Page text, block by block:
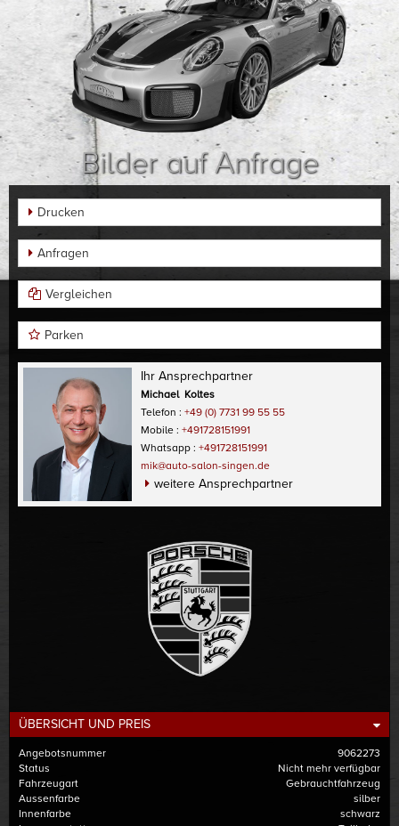
Bilder auf Anfrage
Drucken
Anfragen
Vergleichen
Parken
Ihr Ansprechpartner
Michael Koltes
Telefon : +49 (0) 7731 99 55 55
Mobile : +491728151991
Whatsapp : +491728151991
mik@auto-salon-singen.de
weitere Ansprechpartner
ÜBERSICHT UND PREIS
Angebotsnummer
9062273
Status
Nicht mehr verfügbar
Fahrzeugart
Gebrauchtfahrzeug
Aussenfarbe
silber
Innenfarbe
schwarz